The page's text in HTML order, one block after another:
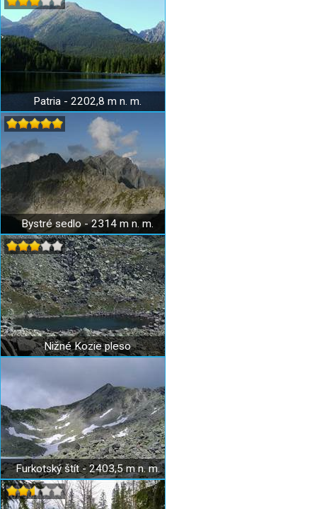
Patria - 2202,8 m n. m.
Bystré sedlo - 2314 m n. m.
Nižné Kozie pleso
Furkotský štít - 2403,5 m n. m.